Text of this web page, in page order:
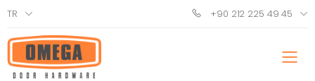
TR +90 212 225 49 45